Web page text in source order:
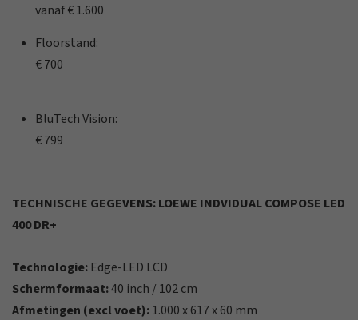
vanaf € 1.600
Floorstand:
€ 700
BluTech Vision:
€ 799
TECHNISCHE GEGEVENS: LOEWE INDVIDUAL COMPOSE LED
400 DR+
Technologie: Edge-LED LCD
Schermformaat:40 inch / 102 cm
Afmetingen (excl voet):1.000 x 617 x 60 mm